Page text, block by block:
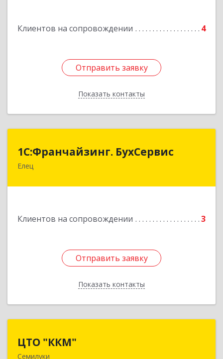
Клиентов на сопровождении 4
Отправить заявку
Показать контакты
Отправить заявку
Назад
1С:Франчайзинг. БухСервис
Елец
Клиентов на сопровождении 3
Отправить заявку
Показать контакты
1С:Франчайзинг. БухСервис
Отправить заявку
Назад
ЦТО "ККМ"
Семилуки